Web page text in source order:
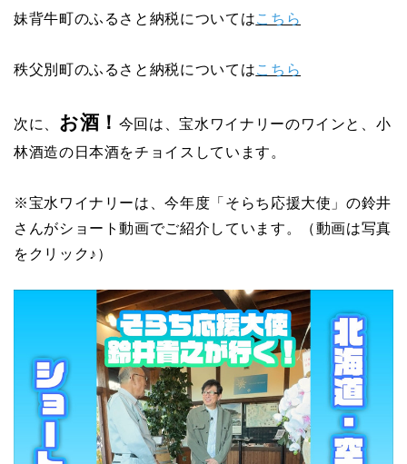
妹背牛町のふるさと納税についてはこちら
秩父別町のふるさと納税についてはこちら
次に、 お酒！ 今回は、宝水ワイナリーのワインと、小
林酒造の日本酒をチョイスしています。
※宝水ワイナリーは、今年度「そらち応援大使」の鈴井
さんがショート動画でご紹介しています。（動画は写真
をクリック♪）